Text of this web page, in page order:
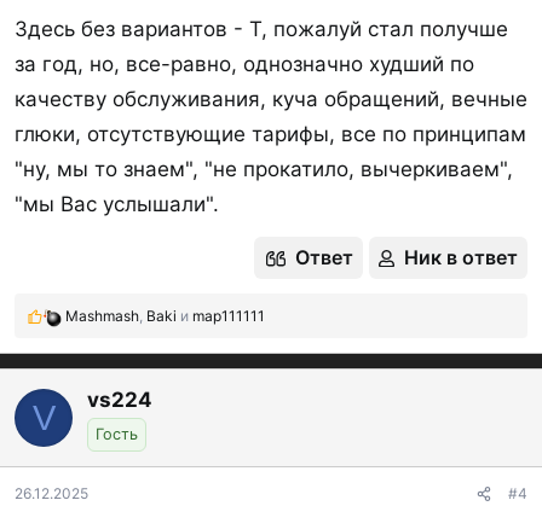
Здесь без вариантов - Т, пожалуй стал получше
за год, но, все-равно, однозначно худший по
качеству обслуживания, куча обращений, вечные
глюки, отсутствующие тарифы, все по принципам
"ну, мы то знаем", "не прокатило, вычеркиваем",
"мы Вас услышали".
Ответ Ник в ответ
Р
е
а
к
и
и
:
Mashmash, Baki и map111111
V vs224
Гость
26.12.2025 #4